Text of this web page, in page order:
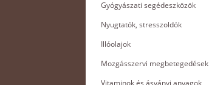
Gyógyászati segédeszközök
Nyugtatók, stresszoldók
Illóolajok
Mozgásszervi megbetegedések
Vitaminok és ásványi anyagok